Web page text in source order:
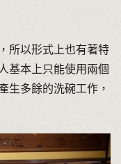
所以形式上也有著特
基本上只能使用兩個
生多餘的洗碗工作，